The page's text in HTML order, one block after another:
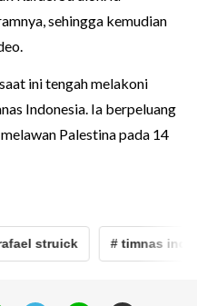
sehingga kemudian
ini tengah melakoni
Indonesia. Ia berpeluang
Palestina pada 14
struick # timnas